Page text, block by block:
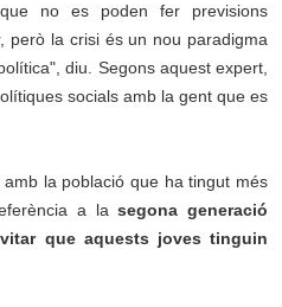
no es poden fer previsions
però la crisi és un nou paradigma
diu. Segons aquest expert,
socials amb la gent que es
la població que ha tingut més
a lasegona generació
que aquests joves tinguin